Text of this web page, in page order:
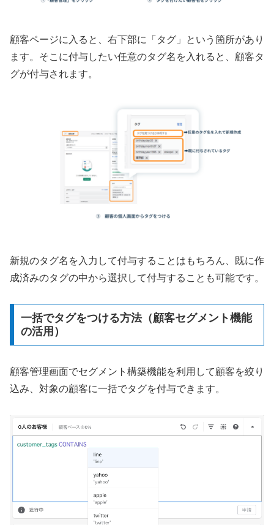
顧客ページに入ると、右下部に「タグ」という箇所があり
ます。そこに付与したい任意のタグ名を入れると、顧客タ
グが付与されます。
新規のタグ名を入力して付与することはもちろん、既に作
成済みのタグの中から選択して付与することも可能です。
一括でタグをつける方法（顧客セグメント機能
の活用）
顧客管理画面でセグメント構築機能を利用して顧客を絞り
込み、対象の顧客に一括でタグを付与できます。